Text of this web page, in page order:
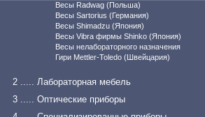
Весы Radwag (Польша)
Весы Sartorius (Германия)
Весы Shimadzu (Япония)
Весы Vibra фирмы Shinko (Япония)
Весы нелабораторного назначения
Гири Mettler-Toledo (Швейцария)
2 ..... Лабораторная мебель
3 ..... Оптические приборы